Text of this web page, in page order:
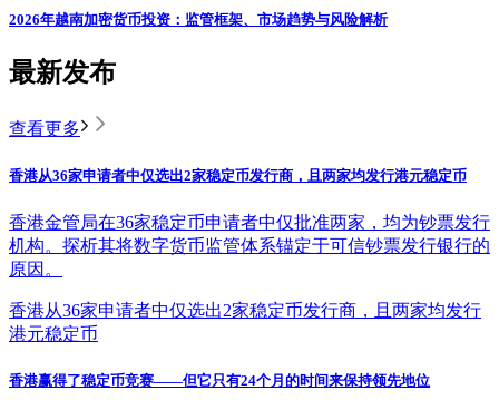
2026年越南加密货币投资：监管框架、市场趋势与风险解析
最新发布
查看更多
香港从36家申请者中仅选出2家稳定币发行商，且两家均发行港元稳定币
香港金管局在36家稳定币申请者中仅批准两家，均为钞票发行
机构。探析其将数字货币监管体系锚定于可信钞票发行银行的
原因。
香港从36家申请者中仅选出2家稳定币发行商，且两家均发行
港元稳定币
香港赢得了稳定币竞赛——但它只有24个月的时间来保持领先地位